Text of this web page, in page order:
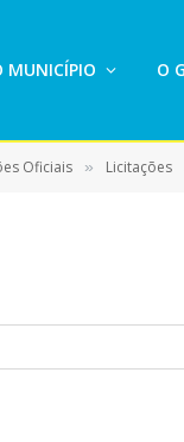
MUNICÍPIO O
Oficiais » Licitações